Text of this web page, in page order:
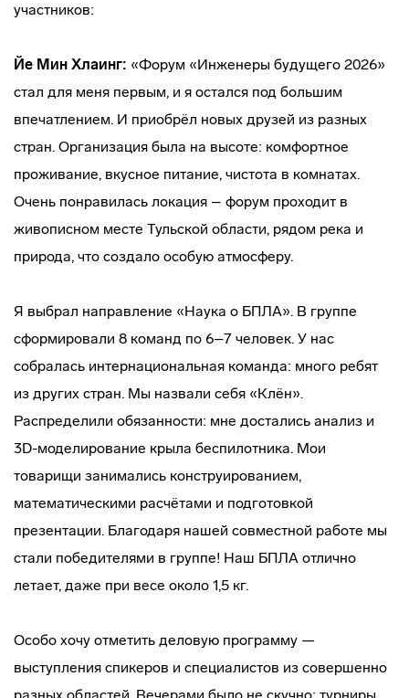
участников:
Йе Мин Хлаинг: «Форум «Инженеры будущего 2026»
стал для меня первым, и я остался под большим
впечатлением. И приобрёл новых друзей из разных
стран. Организация была на высоте: комфортное
проживание, вкусное питание, чистота в комнатах.
Очень понравилась локация – форум проходит в
живописном месте Тульской области, рядом река и
природа, что создало особую атмосферу.
Я выбрал направление «Наука о БПЛА». В группе
сформировали 8 команд по 6–7 человек. У нас
собралась интернациональная команда: много ребят
из других стран. Мы назвали себя «Клён».
Распределили обязанности: мне достались анализ и
3D-моделирование крыла беспилотника. Мои
товарищи занимались конструированием,
математическими расчётами и подготовкой
презентации. Благодаря нашей совместной работе мы
стали победителями в группе! Наш БПЛА отлично
летает, даже при весе около 1,5 кг.
Особо хочу отметить деловую программу —
выступления спикеров и специалистов из совершенно